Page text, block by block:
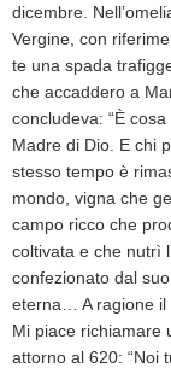
dicembre.
Vergine, con
te una spada
che accaddero a
concludeva: “È
Madre di Dio. E chi
stesso tempo è
mondo, vigna che
campo ricco che
coltivata e che nutrì
confezionato dal
eterna… A ragione il
Mi piace richiamare
attorno al 620: “Noi